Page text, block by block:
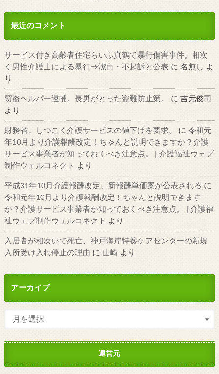
最近のコメント
サービス付き高齢者住宅らいふ真鶴で暴行傷害事件。相次
ぐ男性介護士による暴行→潔白・不起訴と公表 に 名無し よ
り
窃盗ヘルパー逮捕。長男がとった盗難防止策。 に 吉元俊司
より
財務省、しつこく介護サービスの値下げを要求。 に 令和元
年10月より介護報酬改定！ちゃんと説明できますか？介護
サービス事業者が知っておくべき注意点。 | 介護福祉ウェブ
制作ウェルコネクト
より
平成31年10月介護報酬改定、新報酬単価案が公表される に
令和元年10月より介護報酬改定！ちゃんと説明できます
か？介護サービス事業者が知っておくべき注意点。 | 介護福
祉ウェブ制作ウェルコネクト
より
入居者が相次いで死亡、神戸海岸特養ケアセンターの新規
入所受け入れ停止の理由 に 山崎より
アーカイブ
運営元